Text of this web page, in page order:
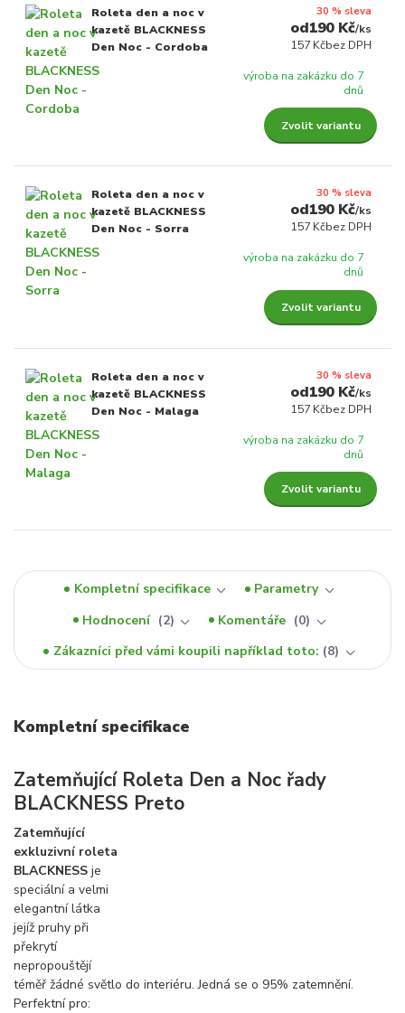
Roleta den a noc v
kazetě BLACKNESS
Den Noc - Cordoba
30 % sleva
190 Kč/ks
157 Kčbez DPH
výroba na zakázku do 7
dnů
Zvolit variantu
Roleta den a noc v
kazetě BLACKNESS
Den Noc - Sorra
30 % sleva
190 Kč/ks
157 Kčbez DPH
výroba na zakázku do 7
dnů
Zvolit variantu
Roleta den a noc v
kazetě BLACKNESS
Den Noc - Malaga
30 % sleva
190 Kč/ks
157 Kčbez DPH
výroba na zakázku do 7
dnů
Zvolit variantu
Kompletní specifikace
Parametry
Hodnocení
2 Komentáře
0
Zákazníci před vámi koupili například toto: 8
Kompletní specifikace
Zatemňující Roleta Den a Noc řady
BLACKNESS Preto
Zatemňující
exkluzivní roleta
BLACKNESS je
speciální a velmi
elegantní látka
jejíž pruhy při
překrytí
nepropouštějí
téměř žádné světlo do interiéru. Jedná se o 95% zatemnění.
Perfektní pro: